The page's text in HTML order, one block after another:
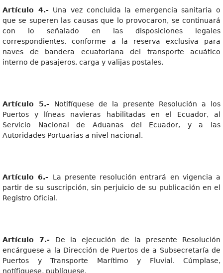
Artículo 4.- Una vez concluida la emergencia sanitaria o
que se superen las causas que lo provocaron, se continuará
con lo señalado en las disposiciones legales
correspondientes, conforme a la reserva exclusiva para
naves de bandera ecuatoriana del transporte acuático
interno de pasajeros, carga y valijas postales.
Artículo 5.- Notifíquese de la presente Resolución a los
Puertos y líneas navieras habilitadas en el Ecuador, al
Servicio Nacional de Aduanas del Ecuador, y a las
Autoridades Portuarias a nivel nacional.
Artículo 6.- La presente resolución entrará en vigencia a
partir de su suscripción, sin perjuicio de su publicación en el
Registro Oficial.
Artículo 7.- De la ejecución de la presente Resolución
encárguese a la Dirección de Puertos de a Subsecretaría de
Puertos y Transporte Marítimo y Fluvial. Cúmplase,
notífiquese, publíquese.